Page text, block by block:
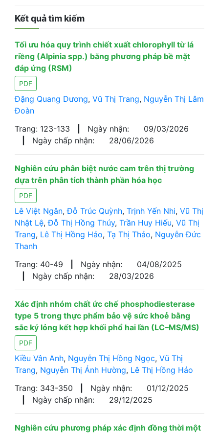
Kết quả tìm kiếm
Tối ưu hóa quy trình chiết xuất chlorophyll từ lá
riềng (Alpinia spp.) bằng phương pháp bề mặt
đáp ứng (RSM)
PDF
Đặng Quang Dương, Vũ Thị Trang, Nguyễn Thị Lâm
Đoàn
Trang: 123-133
Ngày nhận:
09/03/2026
Ngày chấp nhận: 28/06/2026
Nghiên cứu phân biệt nước cam trên thị trường
dựa trên phân tích thành phần hóa học
PDF
Lê Việt Ngân,Đỗ Trúc Quỳnh, Trịnh Yến Nhi, Vũ Thị
Nhật Lệ,Đỗ Thị Hồng Thúy, Trần Huy Hiếu, Vũ Thị
Trang, Lê Thị Hồng Hảo, Tạ Thị Thảo, Nguyễn Đức
Thanh
Trang: 40-49
Ngày nhận:
04/08/2025
Ngày chấp nhận: 28/03/2026
Xác định nhóm chất ức chế phosphodiesterase
type 5 trong thực phẩm bảo vệ sức khoẻ bằng
sắc ký lỏng kết hợp khối phổ hai lần (LC–MS/MS)
PDF
Kiều Vân Anh, Nguyễn Thị Hồng Ngọc, Vũ Thị
Trang, Nguyễn Thị Ánh Hường, Lê Thị Hồng Hảo
Trang: 343-350
Ngày nhận:
01/12/2025
Ngày chấp nhận: 29/12/2025
Nghiên cứu phương pháp xác định đồng thời một